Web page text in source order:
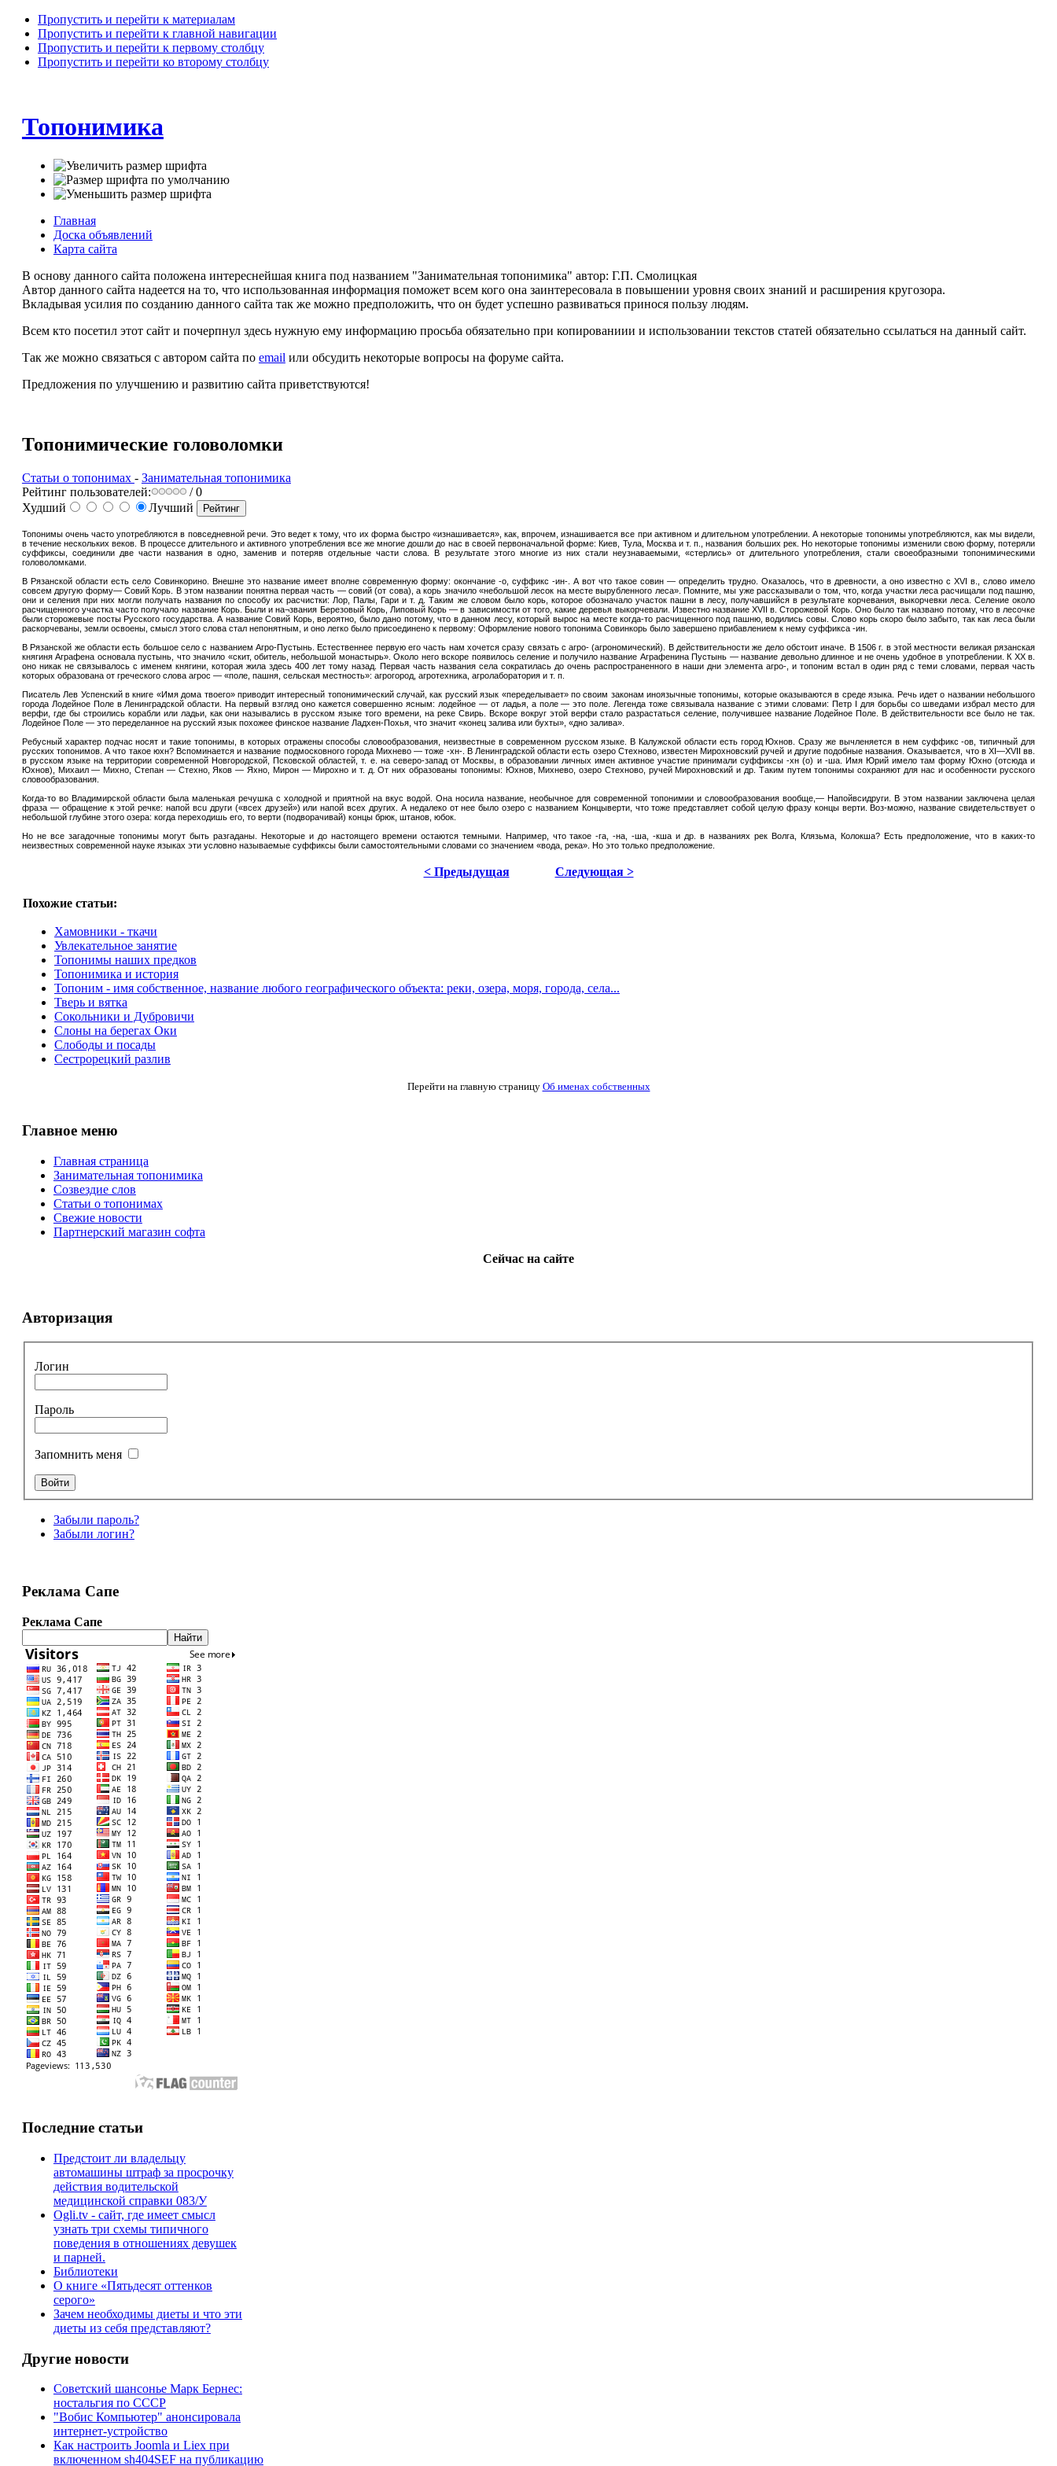
Пропустить и перейти к материалам
Пропустить и перейти к главной навигации
Пропустить и перейти к первому столбцу
Пропустить и перейти ко второму столбцу
Топонимика
Главная
Доска объявлений
Карта сайта
В основу данного сайта положена интереснейшая книга под названием "Занимательная топонимика" автор: Г.П. Смолицкая
Автор данного сайта надеется на то, что использованная информация поможет всем кого она заинтересовала в повышении уровня своих знаний и расширения кругозора.
Вкладывая усилия по созданию данного сайта так же можно предположить, что он будет успешно развиваться принося пользу людям.
Всем кто посетил этот сайт и почерпнул здесь нужную ему информацию просьба обязательно при копированиии и использовании текстов статей обязательно ссылаться на данный сайт.
Так же можно связаться с автором сайта по email или обсудить некоторые вопросы на форуме сайта.
Предложения по улучшению и развитию сайта приветствуются!
Топонимические головоломки
Статьи о топонимах - Занимательная топонимика
Рейтинг пользователей:
/ 0
Худший
Лучший
Топонимы очень часто употребляются в повседневной речи. Это ведет к тому, что их форма быстро «изнашивается», как, впрочем, изнашивается все при активном и длительном употреблении. А некоторые топонимы употребляются, как мы видели,
в течение нескольких веков. В процессе длительного и активного употребления все же многие дошли до нас в своей первоначальной форме: Киев, Тула, Москва и т. п., названия больших рек. Но некоторые топонимы изменили свою форму, потеряли
суффиксы, соединили две части названия в одно, заменив и потеряв отдельные части слова. В результате этого многие из них стали неузнаваемыми, «стерлись» от длительного употребления, стали своеобразными топонимическими
головоломками.
В Рязанской области есть село Совинкорино. Внешне это название имеет вполне современную форму: окончание -о, суффикс -ин-. А вот что такое совин — определить трудно. Оказалось, что в древности, а оно известно с XVI в., слово имело
совсем другую форму— Совий Корь. В этом названии понятна первая часть — совий (от сова), а корь значило «небольшой лесок на месте вырубленного леса». Помните, мы уже рассказывали о том, что, когда участки леса расчищали под пашню,
они и селения при них могли получать названия по способу их расчистки: Лор, Палы, Гари и т. д. Таким же словом было корь, которое обозначало участок пашни в лесу, получавшийся в результате корчевания, выкорчевки леса. Селение около
расчищенного участка часто получало название Корь. Были и на¬звания Березовый Корь, Липовый Корь — в зависимости от того, какие деревья выкорчевали. Известно название XVII в. Сторожевой Корь. Оно было так названо потому, что в лесочке
были сторожевые посты Русского государства. А название Совий Корь, вероятно, было дано потому, что в данном лесу, который вырос на месте когда-то расчищенного под пашню, водились совы. Слово корь скоро было забыто, так как леса были
раскорчеваны, земли освоены, смысл этого слова стал непонятным, и оно легко было присоединено к первому: Оформление нового топонима Совинкорь было завершено прибавлением к нему суффикса -ин.
В Рязанской же области есть большое село с названием Агро-Пустынь. Естественнее первую его часть нам хочется сразу связать с агро- (агрономический). В действительности же дело обстоит иначе. В 1506 г. в этой местности великая рязанская
княгиня Аграфена основала пустынь, что значило «скит, обитель, небольшой монастырь». Около него вскоре появилось селение и получило название Аграфенина Пустынь — название девольно длинное и не очень удобное в употреблении. К XX в.
оно никак не связывалось с именем княгини, которая жила здесь 400 лет тому назад. Первая часть названия села сократилась до очень распространенного в наши дни элемента агро-, и топоним встал в один ряд с теми словами, первая часть
которых образована от греческого слова агрос — «поле, пашня, сельская местность»: агрогород, агротехника, агролаборатория и т. п.
Писатель Лев Успенский в книге «Имя дома твоего» приводит интересный топонимический случай, как русский язык «переделывает» по своим законам иноязычные топонимы, которые оказываются в среде языка. Речь идет о названии небольшого
города Лодейное Поле в Ленинградской области. На первый взгляд оно кажется совершенно ясным: лодейное — от ладья, а поле — это поле. Легенда тоже связывала название с этими словами: Петр I для борьбы со шведами избрал место для
верфи, где бы строились корабли или ладьи, как они назывались в русском языке того времени, на реке Свирь. Вскоре вокруг этой верфи стало разрастаться селение, получившее название Лодейное Поле. В действительности все было не так.
Лодейное Поле — это переделанное на русский язык похожее финское название Ладхен-Похья, что значит «конец залива или бухты», «дно залива».
Ребусный характер подчас носят и такие топонимы, в которых отражены способы словообразования, неизвестные в современном русском языке. В Калужской области есть город Юхнов. Сразу же вычленяется в нем суффикс -ов, типичный для
русских топонимов. А что такое юхн? Вспоминается и название подмосковного города Михнево — тоже -хн-. В Ленинградской области есть озеро Стехново, известен Мирохновский ручей и другие подобные названия. Оказывается, что в XI—XVII вв.
в русском языке на территории современной Новгородской, Псковской областей, т. е. на северо-запад от Москвы, в образовании личных имен активное участие принимали суффиксы -хн (о) и -ша. Имя Юрий имело там форму Юхно (отсюда и
Юхнов), Михаил — Михно, Степан — Стехно, Яков — Яхно, Мирон — Мирохно и т. д. От них образованы топонимы: Юхнов, Михнево, озеро Стехново, ручей Мирохновский и др. Таким путем топонимы сохраняют для нас и особенности русского
словообразования.
Когда-то во Владимирской области была маленькая речушка с холодной и приятной на вкус водой. Она носила название, необычное для современной топонимии и словообразования вообще,— Напойвсидруги. В этом названии заключена целая
фраза — обращение к этой речке: напой вcu други («всех друзей») или напой всех других. А недалеко от нее было озеро с названием Концыверти, что тоже представляет собой целую фразу концы верти. Воз-можно, название свидетельствует о
небольшой глубине этого озера: когда переходишь его, то верти (подворачивай) концы брюк, штанов, юбок.
Но не все загадочные топонимы могут быть разгаданы. Некоторые и до настоящего времени остаются темными. Например, что такое -га, -на, -ша, -кша и др. в названиях рек Волга, Клязьма, Колокша? Есть предположение, что в каких-то
неизвестных современной науке языках эти условно называемые суффиксы были самостоятельными словами со значением «вода, река». Но это только предположение.
< Предыдущая Следующая >
Похожие статьи:
Хамовники - ткачи
Увлекательное занятие
Топонимы наших предков
Топонимика и история
Топоним - имя собственное, название любого географического объекта: реки, озера, моря, города, села...
Тверь и вятка
Сокольники и Дубровичи
Слоны на берегах Оки
Слободы и посады
Сестрорецкий разлив
Перейти на главную страницу Об именах собственных
Главное меню
Главная страница
Занимательная топонимика
Созвездие слов
Статьи о топонимах
Свежие новости
Партнерский магазин софта
Сейчас на сайте
Авторизация
Логин
Пароль
Запомнить меня
Забыли пароль?
Забыли логин?
Реклама Сапе
Реклама Сапе
Последние статьи
Предстоит ли владельцу
автомашины штраф за просрочку
действия водительской
медицинской справки 083/У
Ogli.tv - сайт, где имеет смысл
узнать три схемы типичного
поведения в отношениях девушек
и парней.
Библиотеки
О книге «Пятьдесят оттенков
серого»
Зачем необходимы диеты и что эти
диеты из себя представляют?
Другие новости
Советский шансонье Марк Бернес:
ностальгия по СССР
"Вобис Компьютер" анонсировала
интернет-устройство
Как настроить Joomla и Liex при
включенном sh404SEF на публикацию